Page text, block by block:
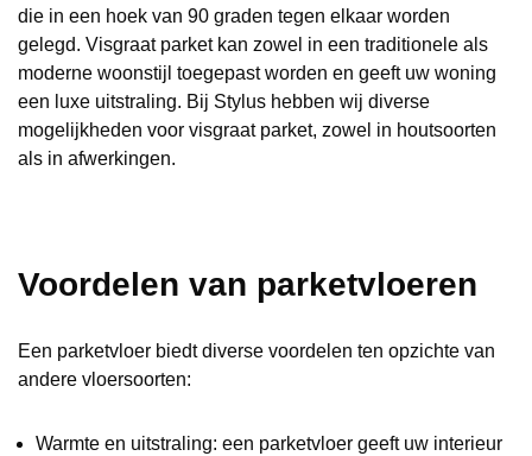
die in een hoek van 90 graden tegen elkaar worden
gelegd. Visgraat parket kan zowel in een traditionele als
moderne woonstijl toegepast worden en geeft uw woning
een luxe uitstraling. Bij Stylus hebben wij diverse
mogelijkheden voor visgraat parket, zowel in houtsoorten
als in afwerkingen.
Voordelen van parketvloeren
Een parketvloer biedt diverse voordelen ten opzichte van
andere vloersoorten:
Warmte en uitstraling: een parketvloer geeft uw interieur